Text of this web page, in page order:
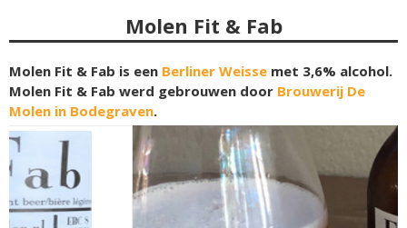
Molen Fit & Fab
Molen Fit & Fab is een Berliner Weisse met 3,6% alcohol.
Molen Fit & Fab werd gebrouwen door Brouwerij De
Molen in Bodegraven.